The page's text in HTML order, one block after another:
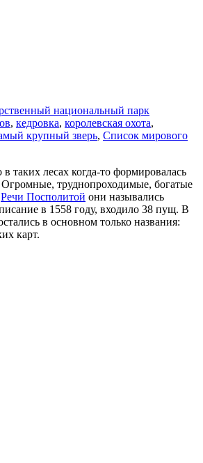
национальный парк
, кедровка, королевская охота,
крупный зверь, Список мирового
лесах когда-то формировалась
Огромные, труднопроходимые, богатые
Речи Посполитой они назывались
в 1558 году, входило 38 пущ. В
в основном только названия:
карт.